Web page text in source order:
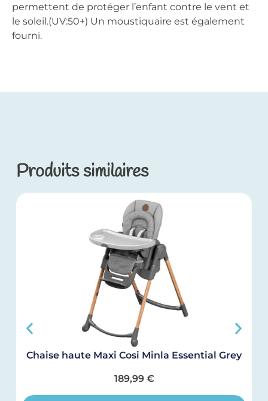
permettent de protéger l’enfant contre le vent et
le soleil.(UV:50+) Un moustiquaire est également
fourni.
Produits similaires
Chaise haute Maxi Cosi Minla Essential Grey
189,99 €